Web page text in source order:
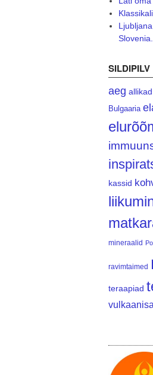
SILDIPILV
aeg allikad
Bulgaaria
kassid
mineraalid
ravimtaimed
teraapiad